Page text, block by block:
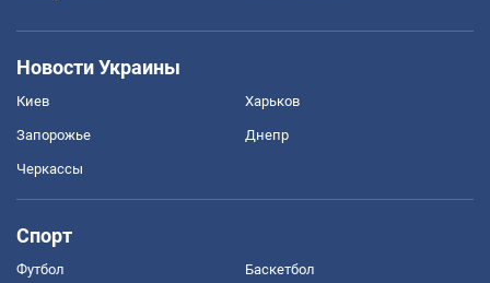
Новости Украины
Киев Харьков
Запорожье Днепр
Черкассы
Спорт
Футбол Баскетбол